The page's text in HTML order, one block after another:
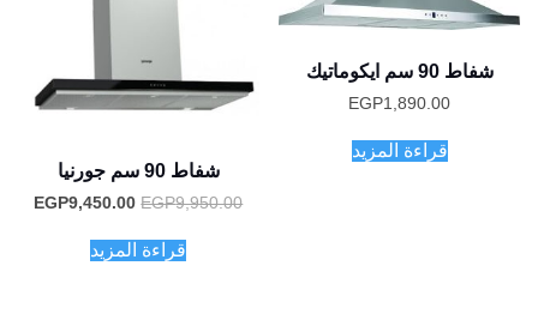
شفاط 90 سم ايكوماتيك
EGP1,890.00
قراءة المزيد
شفاط 90 سم جورنيا
EGP9,950.00
السعر
هو:
EGP9,950.00.
EGP9,450.00
قراءة المزيد